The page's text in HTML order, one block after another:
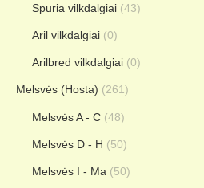
Spuria vilkdalgiai (43)
Aril vilkdalgiai (0)
Arilbred vilkdalgiai (0)
Melsvės (Hosta) (261)
Melsvės A - C (48)
Melsvės D - H (50)
Melsvės I - Ma (50)